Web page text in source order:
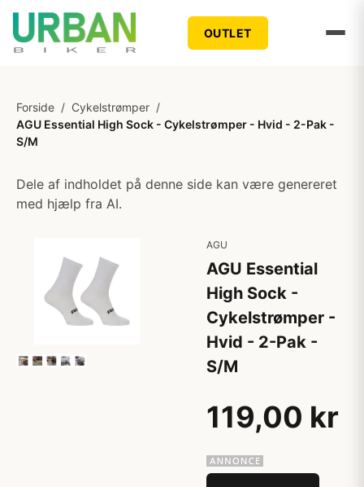
OUTLET
Forside / Cykelstrømper /
AGU Essential High Sock - Cykelstrømper - Hvid - 2-Pak -
S/M
Dele af indholdet på denne side kan være genereret
med hjælp fra AI.
AGU
AGU Essential
High Sock -
Cykelstrømper -
Hvid - 2-Pak -
S/M
119,00 kr